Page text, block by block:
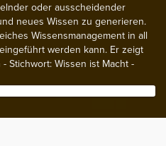
oder ausscheidender
neues Wissen zu generieren.
Wissensmanagement in all
werden kann. Er zeigt
Stichwort: Wissen ist Macht -